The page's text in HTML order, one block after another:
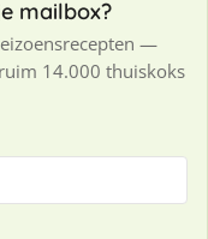
mailbox?
—
14.000 thuiskoks